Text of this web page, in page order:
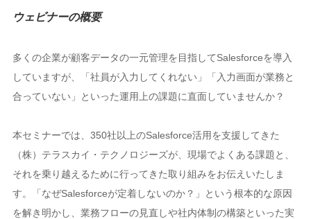
ウェビナーの概要
多くの企業が顧客データの一元管理を目指してSalesforceを導入
していますが、「社員が入力してくれない」「入力画面が業務と
合っていない」といった運用上の課題に直面していませんか？
本セミナーでは、350社以上のSalesforce活用を支援してきた
（株）テラスカイ・テクノロジーズが、現場でよくある課題と、
それを乗り越えるために行ってきた取り組みをお伝えいたしま
す。「なぜSalesforceが定着しないのか？」という根本的な原因
を解き明かし、業務フローの見直しや社内体制の構築といった実